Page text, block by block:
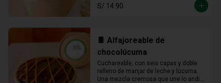
S/ 14.90
🍫 Alfajoreable de
chocolúcuma
Cuchareable, con seis capas y doble
relleno de manjar de leche y lúcuma.
Una mezcla cremosa que une lo andino